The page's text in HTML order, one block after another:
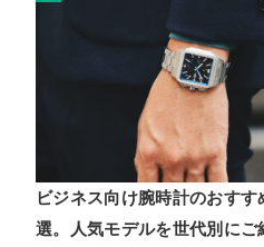
ビジネス向け腕時計のおすす
選。人気モデルを世代別にご